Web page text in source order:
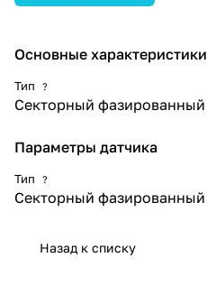
Основные характеристики
Тип ?
Секторный фазированный
Параметры датчика
Тип ?
Секторный фазированный
Назад к списку